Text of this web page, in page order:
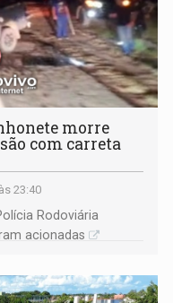
morre
com carreta
23:40
Rodoviária
acionadas